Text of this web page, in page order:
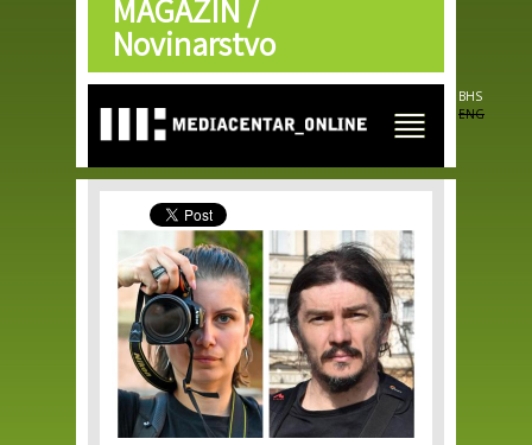
Skip to
main
content
MAGAZIN /
Novinarstvo
BHS
ENG